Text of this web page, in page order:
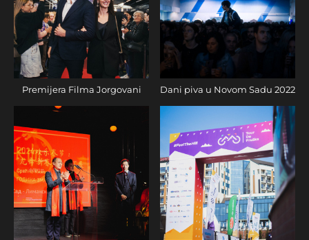
Premijera Filma Jorgovani Dani piva u Novom Sadu 2022